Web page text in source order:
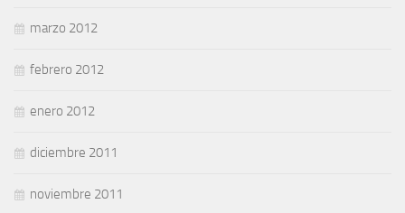
marzo 2012
febrero 2012
enero 2012
diciembre 2011
noviembre 2011